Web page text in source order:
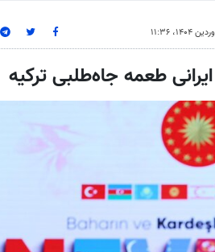
طعمه جاه‌طلبی ترکیه